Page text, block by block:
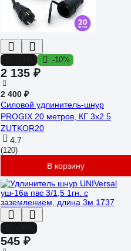
-10%
2 135 ₽
2 400 ₽
Силовой удлинитель-шнур
PROGIX 20 метров, КГ 3x2.5
ZUTKOR20
4.7
(120)
В корзину
545 ₽